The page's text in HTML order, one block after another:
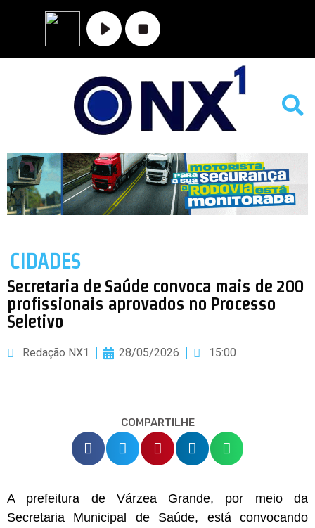
CIDADES
Secretaria de Saúde convoca mais de 200
profissionais aprovados no Processo
Seletivo
Redação NX1 28/05/2026 15:00
COMPARTILHE
A prefeitura de Várzea Grande, por meio da
Secretaria Municipal de Saúde, está convocando